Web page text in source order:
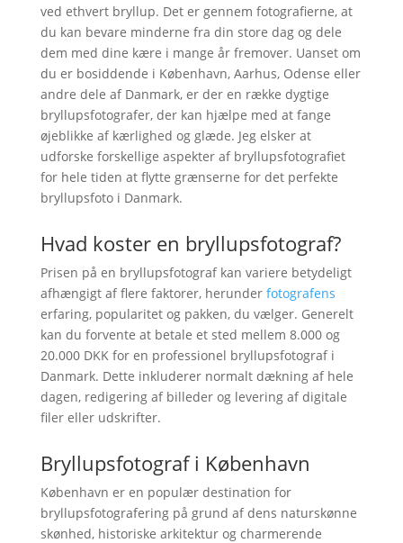
ved ethvert bryllup. Det er gennem fotografierne, at
du kan bevare minderne fra din store dag og dele
dem med dine kære i mange år fremover. Uanset om
du er bosiddende i København, Aarhus, Odense eller
andre dele af Danmark, er der en række dygtige
bryllupsfotografer, der kan hjælpe med at fange
øjeblikke af kærlighed og glæde. Jeg elsker at
udforske forskellige aspekter af bryllupsfotografiet
for hele tiden at flytte grænserne for det perfekte
bryllupsfoto i Danmark.
Hvad koster en bryllupsfotograf?
Prisen på en bryllupsfotograf kan variere betydeligt
afhængigt af flere faktorer, herunder fotografens
erfaring, popularitet og pakken, du vælger. Generelt
kan du forvente at betale et sted mellem 8.000 og
20.000 DKK for en professionel bryllupsfotograf i
Danmark. Dette inkluderer normalt dækning af hele
dagen, redigering af billeder og levering af digitale
filer eller udskrifter.
Bryllupsfotograf i København
København er en populær destination for
bryllupsfotografering på grund af dens naturskønne
skønhed, historiske arkitektur og charmerende